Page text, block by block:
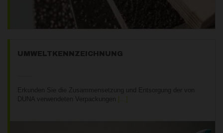
UMWELTKENNZEICHNUNG
Erkunden Sie die Zusammensetzung und Entsorgung der von
DUNA verwendeten Verpackungen